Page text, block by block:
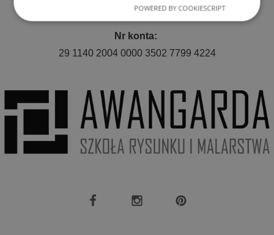
awangarda.roda@gmail.com
Nr konta:
29 1140 2004 0000 3502 7799 4224
Wydajność
Niezbędne Wydajność
Targetowanie
podstawowych funkcji strony internetowej, takich
jak logowanie użytkownika i zarządzanie kontem.
POWERED BY COOKIESCRIPT